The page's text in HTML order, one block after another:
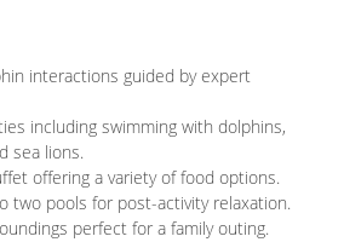
interactions guided by expert
including swimming with dolphins,
sea lions.
offering a variety of food options.
two pools for post-activity relaxation.
perfect for a family outing.